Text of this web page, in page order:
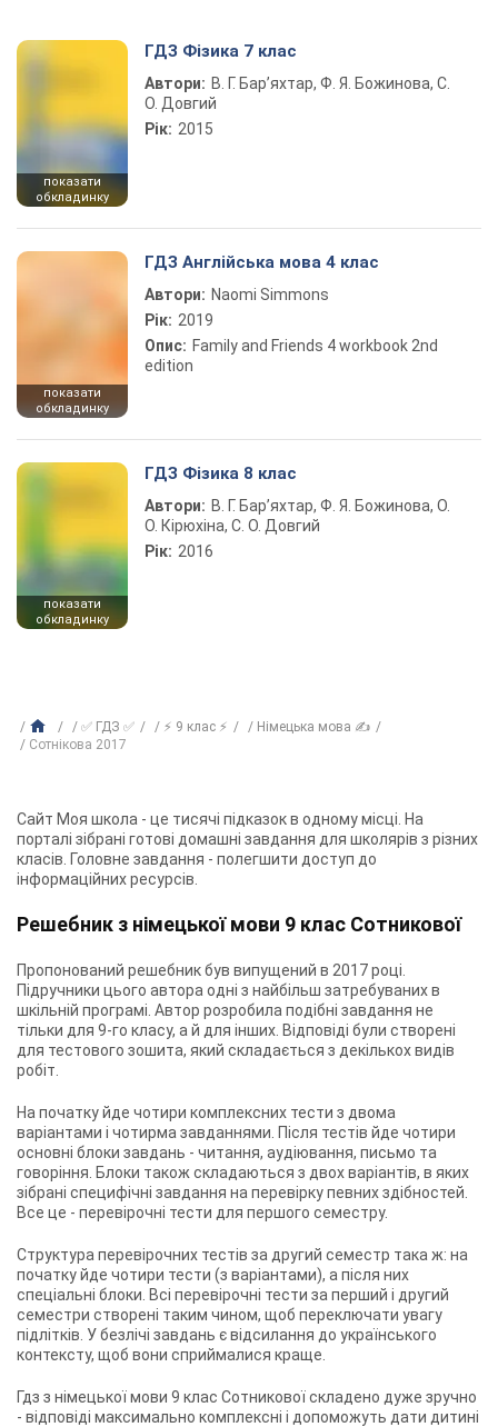
показати
обкладинку
ГДЗ Фізика 7 клас
Автори: В. Г. Бар’яхтар, Ф. Я. Божинова, С.
О. Довгий
Рік: 2015
показати
обкладинку
ГДЗ Англійська мова 4 клас
Автори: Naomi Simmons
Рік: 2019
Опис: Family and Friends 4 workbook 2nd
edition
показати
обкладинку
ГДЗ Фізика 8 клас
Автори: В. Г. Бар’яхтар, Ф. Я. Божинова, О.
О. Кірюхіна, С. О. Довгий
Рік: 2016
✅ ГДЗ ✅ ⚡ 9 клас ⚡
Німецька мова ✍
Сотнікова 2017
Сайт Моя школа - це тисячі підказок в одному місці. На
порталі зібрані готові домашні завдання для школярів з різних
класів. Головне завдання - полегшити доступ до
інформаційних ресурсів.
Решебник з німецької мови 9 клас Сотникової
Пропонований решебник був випущений в 2017 році.
Підручники цього автора одні з найбільш затребуваних в
шкільній програмі. Автор розробила подібні завдання не
тільки для 9-го класу, а й для інших. Відповіді були створені
для тестового зошита, який складається з декількох видів
робіт.
На початку йде чотири комплексних тести з двома
варіантами і чотирма завданнями. Після тестів йде чотири
основні блоки завдань - читання, аудіювання, письмо та
говоріння. Блоки також складаються з двох варіантів, в яких
зібрані специфічні завдання на перевірку певних здібностей.
Все це - перевірочні тести для першого семестру.
Структура перевірочних тестів за другий семестр така ж: на
початку йде чотири тести (з варіантами), а після них
спеціальні блоки. Всі перевірочні тести за перший і другий
семестри створені таким чином, щоб переключати увагу
підлітків. У безлічі завдань є відсилання до українського
контексту, щоб вони сприймалися краще.
Гдз з німецької мови 9 клас Сотникової складено дуже зручно
- відповіді максимально комплексні і допоможуть дати дитині